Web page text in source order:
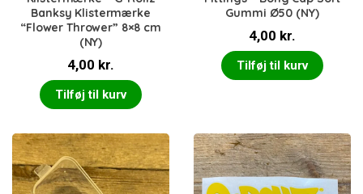
Banksy Klistermærke
“Flower Thrower” 8×8 cm
(NY)
4,00 kr.
Tilføj til kurv
Gummi Ø50 (NY)
4,00 kr.
Tilføj til kurv